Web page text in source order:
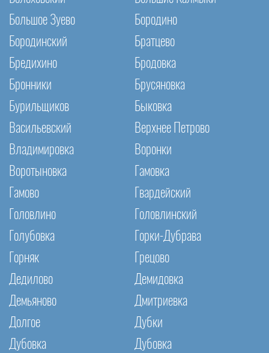
Большое Зуево
Бородино
Бородинский
Братцево
Бредихино
Бродовка
Бронники
Брусяновка
Бурильщиков
Быковка
Васильевский
Верхнее Петрово
Владимировка
Воронки
Воротыновка
Гамовка
Гамово
Гвардейский
Головлино
Головлинский
Голубовка
Горки-Дубрава
Горняк
Грецово
Дедилово
Демидовка
Демьяново
Дмитриевка
Долгое
Дубки
Дубовка
Дубовка